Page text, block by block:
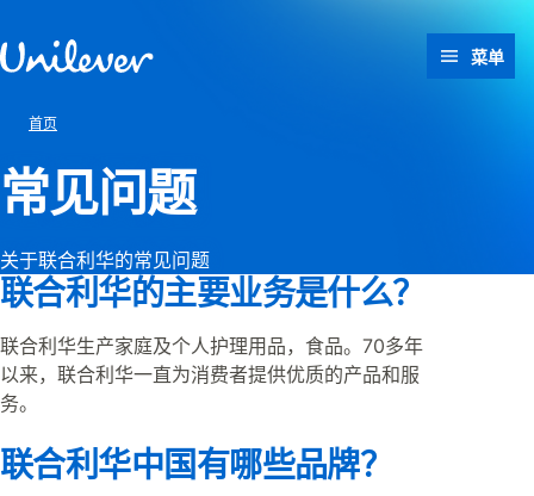
菜单
首页
常见问题
关于联合利华的常见问题
联合利华的主要业务是什么？
联合利华生产家庭及个人护理用品，食品。70多年
以来，联合利华一直为消费者提供优质的产品和服
务。
联合利华中国有哪些品牌？